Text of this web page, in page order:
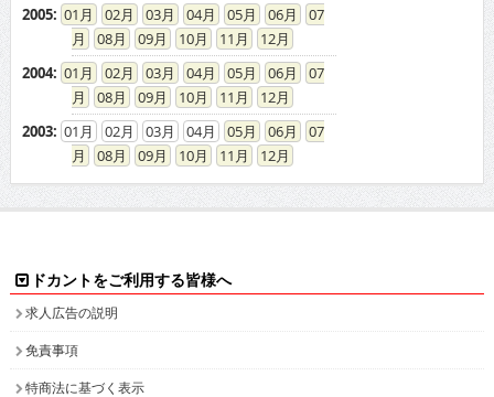
2005: 01 02 03 04 05 06
07
08
09 10 11
12
2004: 01 02 03 04 05 06
07
08
09 10 11
12
2003: 01 02 03 04 05 06
07
08
09 10 11 12
ドカントをご利用する皆様へ
求人広告の説明
免責事項
特商法に基づく表示